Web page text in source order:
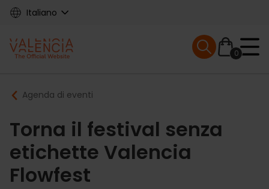
Skip
content
Italiano
Main
navigation
0
Mobile menu
Breadcrumb
Agenda di eventi
Torna il festival senza
etichette Valencia
Flowfest